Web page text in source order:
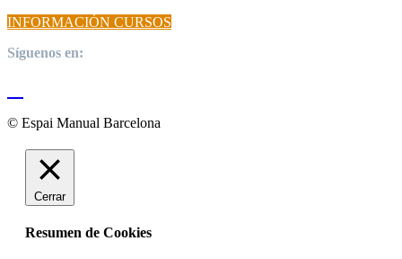
INFORMACIÓN CURSOS
Síguenos en:
© Espai Manual Barcelona
Cerrar
Resumen de Cookies